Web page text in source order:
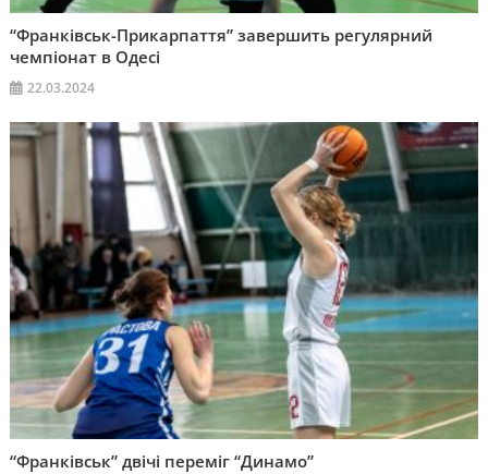
“Франківськ-Прикарпаття” завершить регулярний
чемпіонат в Одесі
22.03.2024
“Франківськ” двічі переміг “Динамо”